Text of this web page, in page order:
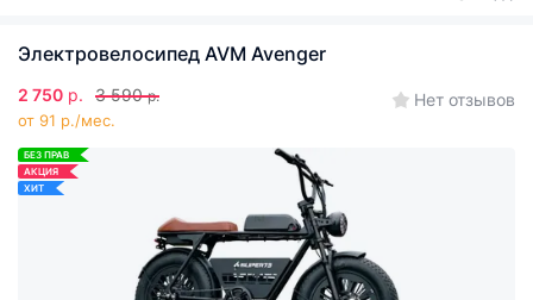
Электровелосипед AVM Avenger
2 750 р. 3 590 р.
от 91 р./мес.
Нет отзывов
БЕЗ ПРАВ
АКЦИЯ
ХИТ